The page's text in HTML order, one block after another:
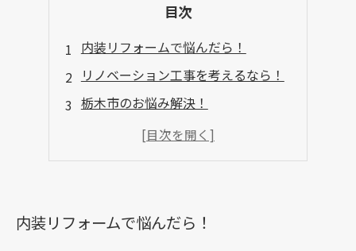
目次
内装リフォームで悩んだら！
リノベーション工事を考えるなら！
栃木市のお悩み解決！
内装リフォームのポイントとは？
素敵な空間を手に入れるには？
内装リフォームで悩んだら！